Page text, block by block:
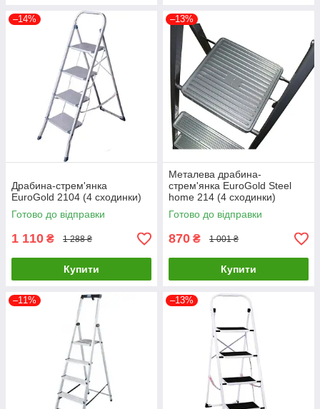
–14%
Драбина-стрем'янка
EuroGold 2104 (4 сходинки)
Готово до відправки
1 110 ₴ 1 288 ₴
Купити
–13%
Металева драбина-
стрем'янка EuroGold Steel
home 214 (4 сходинки)
Готово до відправки
870 ₴ 1 001 ₴
Купити
–11% –13%